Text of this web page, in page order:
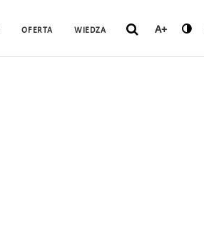
OFERTA WIEDZA A+